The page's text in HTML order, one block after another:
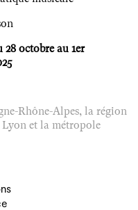
octobre au 1er
Rhône-Alpes, la région
et la métropole